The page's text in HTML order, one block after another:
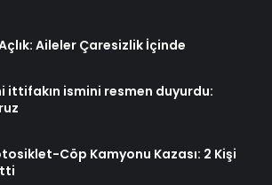
Aileler Çaresizlik İçinde
ittifakın ismini resmen duyurdu:
Cöp Kamyonu Kazası: 2 Kişi